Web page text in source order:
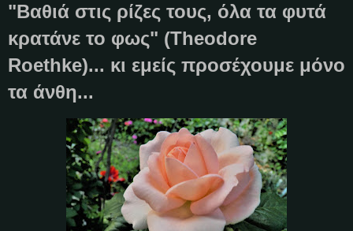
"Βαθιά στις ρίζες τους, όλα τα φυτά
κρατάνε το φως" (Theodore
Roethke)... κι εμείς προσέχουμε μόνο
τα άνθη...